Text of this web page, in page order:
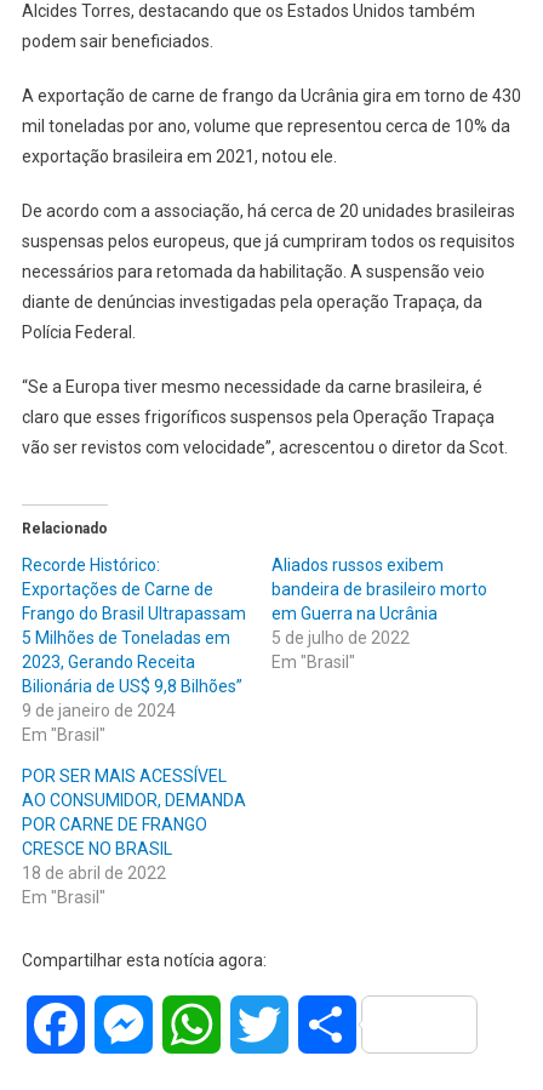
Alcides Torres, destacando que os Estados Unidos também
podem sair beneficiados.
A exportação de carne de frango da Ucrânia gira em torno de 430
mil toneladas por ano, volume que representou cerca de 10% da
exportação brasileira em 2021, notou ele.
De acordo com a associação, há cerca de 20 unidades brasileiras
suspensas pelos europeus, que já cumpriram todos os requisitos
necessários para retomada da habilitação. A suspensão veio
diante de denúncias investigadas pela operação Trapaça, da
Polícia Federal.
“Se a Europa tiver mesmo necessidade da carne brasileira, é
claro que esses frigoríficos suspensos pela Operação Trapaça
vão ser revistos com velocidade”, acrescentou o diretor da Scot.
Relacionado
Recorde Histórico:
Exportações de Carne de
Frango do Brasil Ultrapassam
5 Milhões de Toneladas em
2023, Gerando Receita
Bilionária de US$ 9,8 Bilhões”
9 de janeiro de 2024
Em "Brasil"
Aliados russos exibem
bandeira de brasileiro morto
em Guerra na Ucrânia
5 de julho de 2022
Em "Brasil"
POR SER MAIS ACESSÍVEL
AO CONSUMIDOR, DEMANDA
POR CARNE DE FRANGO
CRESCE NO BRASIL
18 de abril de 2022
Em "Brasil"
Compartilhar esta notícia agora:
Facebook MessengerWhatsAppTwitter Share